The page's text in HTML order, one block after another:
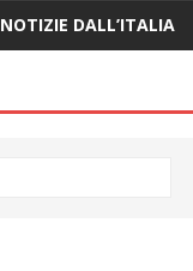
NOTIZIE DALL’ITALIA